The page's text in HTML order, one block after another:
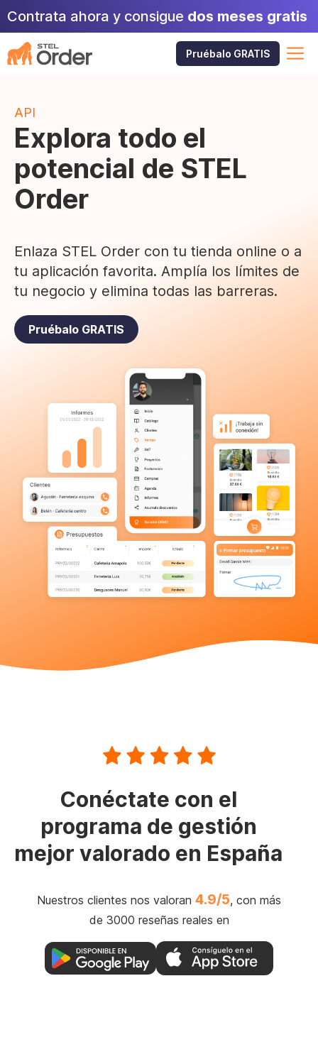
Saltar
contenido
Contrata ahora y consigue dos meses gratis
Pruébalo GRATIS
API
Explora todo el
potencial de STEL
Order
Enlaza STEL Order con tu tienda online o a
tu aplicación favorita. Amplía los límites de
tu negocio y elimina todas las barreras.
Pruébalo GRATIS
Conéctate con el
programa de gestión
mejor valorado en España
Nuestros clientes nos valoran 4.9/5, con más
de 3000 reseñas reales en